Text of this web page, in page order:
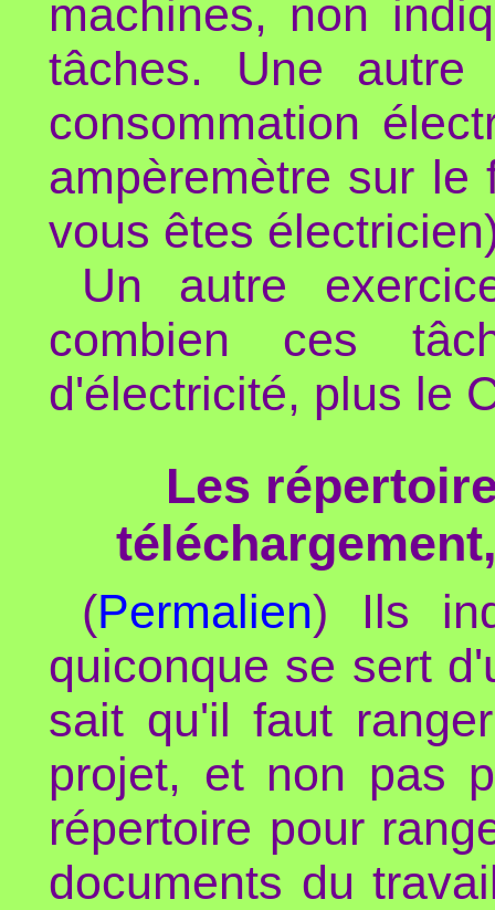
machines, non
tâches. Une
consommation
ampèremètre sur
vous êtes
Un autre
combien ces
d'électricité, plus le
Les
(Permalien) Ils
quiconque se sert
sait qu'il faut
projet, et non pas
répertoire pour
documents du